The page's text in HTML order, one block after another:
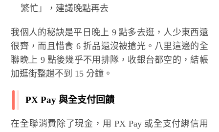
繁忙」，建議晚點再去
我個人的秘訣是平日晚上 9 點多去逛，人少東西還
很齊，而且惜食 6 折品還沒被搶光。八里這邊的全
聯晚上 9 點後幾乎不用排隊，收銀台都空的，結帳
加逛街整趟不到 15 分鐘。
PX Pay 與全支付回饋
在全聯消費除了現金，用 PX Pay 或全支付綁信用